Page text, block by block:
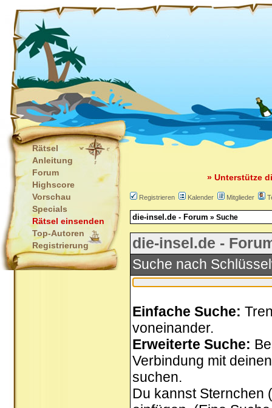
Rätsel
Anleitung
Forum
Highscore
Vorschau
Specials
Rätsel einsenden
Top-Autoren
Registrierung
» Unterstütze
Registrieren Kalender Mitglieder
die-insel.de - Forum » Suche
die-insel.de -
Suche nach
Einfache Suche:
voneinander.
Erweiterte Suche:
Verbindung mit
suchen.
Du kannst Sternchen